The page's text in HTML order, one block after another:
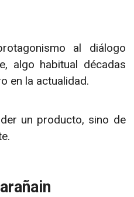
al diálogo
algo habitual décadas
en la actualidad.
un producto, sino de